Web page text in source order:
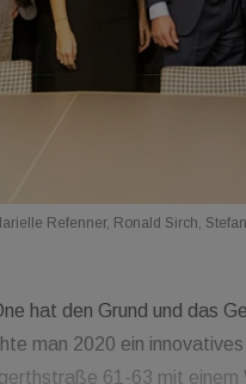
Refenner, Ronald Sirch,
hat den Grund und das
man 2020 ein
61-63 mit